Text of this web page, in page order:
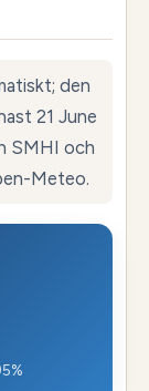
den
21 June
SMHI och
Meteo.